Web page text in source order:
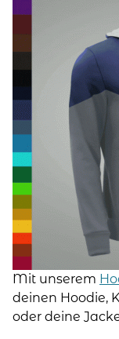
Mit unserem
deinen Hoodie,
oder deine